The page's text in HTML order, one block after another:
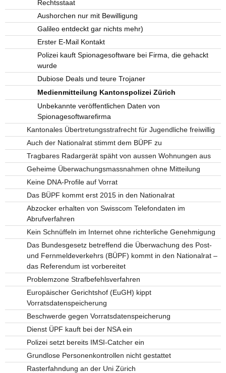
Rechtsstaat
Aushorchen nur mit Bewilligung
Galileo entdeckt gar nichts mehr)
Erster E-Mail Kontakt
Polizei kauft Spionagesoftware bei Firma, die gehackt
wurde
Dubiose Deals und teure Trojaner
Medienmitteilung Kantonspolizei Zürich
Unbekannte veröffentlichen Daten von
Spionagesoftwarefirma
Kantonales Übertretungsstrafrecht für Jugendliche freiwillig
Auch der Nationalrat stimmt dem BÜPF zu
Tragbares Radargerät späht von aussen Wohnungen aus
Geheime Überwachungsmassnahmen ohne Mitteilung
Keine DNA-Profile auf Vorrat
Das BÜPF kommt erst 2015 in den Nationalrat
Abzocker erhalten von Swisscom Telefondaten im
Abrufverfahren
Kein Schnüffeln im Internet ohne richterliche Genehmigung
Das Bundesgesetz betreffend die Überwachung des Post-
und Fernmeldeverkehrs (BÜPF) kommt in den Nationalrat –
das Referendum ist vorbereitet
Problemzone Strafbefehlsverfahren
Europäischer Gerichtshof (EuGH) kippt
Vorratsdatenspeicherung
Beschwerde gegen Vorratsdatenspeicherung
Dienst ÜPF kauft bei der NSA ein
Polizei setzt bereits IMSI-Catcher ein
Grundlose Personenkontrollen nicht gestattet
Rasterfahndung an der Uni Zürich